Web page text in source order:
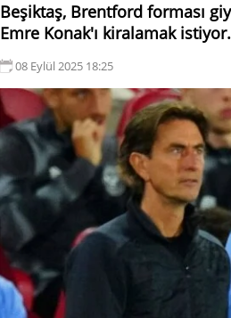
Beşiktaş, Brentford forması
Emre Konak'ı kiralamak istiyor.
08 Eylül 2025 18:25